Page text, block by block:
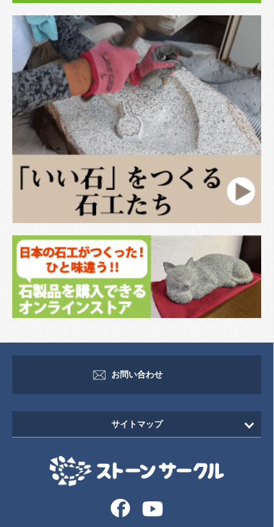
お問い合わせ
サイトマップ
HOME
新着情報
イベント・セミナー情報